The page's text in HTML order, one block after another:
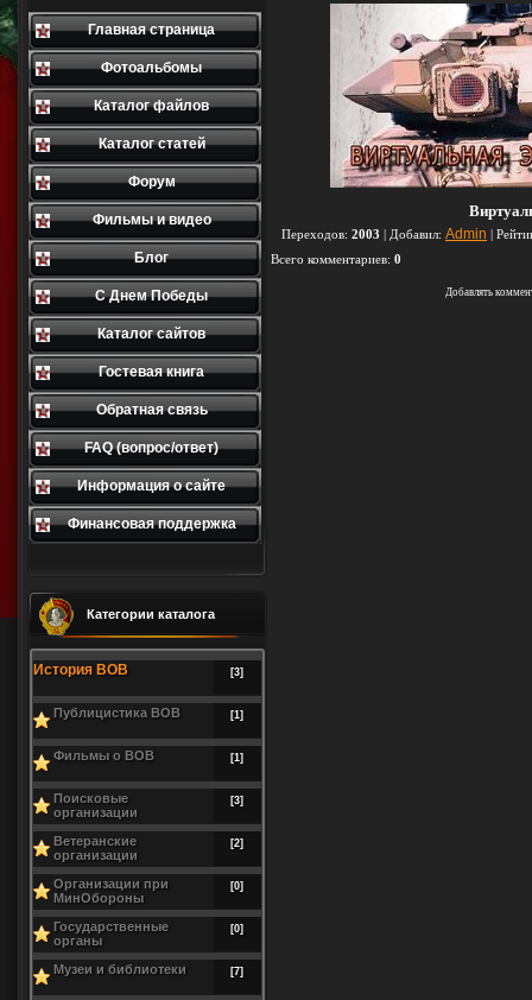
Главная страница
Фотоальбомы
Каталог файлов
Каталог статей
Форум
Фильмы и видео
Блог
С Днем Победы
Каталог сайтов
Гостевая книга
Обратная связь
FAQ (вопрос/ответ)
Информация о сайте
Финансовая поддержка
Категории каталога
История ВОВ [3]
Публицистика ВОВ [1]
Фильмы о ВОВ [1]
Поисковые
организации
[3]
Ветеранские
организации
[2]
Организации при
МинОбороны
[0]
Государственные
органы
[0]
Музеи и библиотеки [7]
Переходов: 2003 | Добавил: Admin |
Всего комментариев: 0
Добавлять